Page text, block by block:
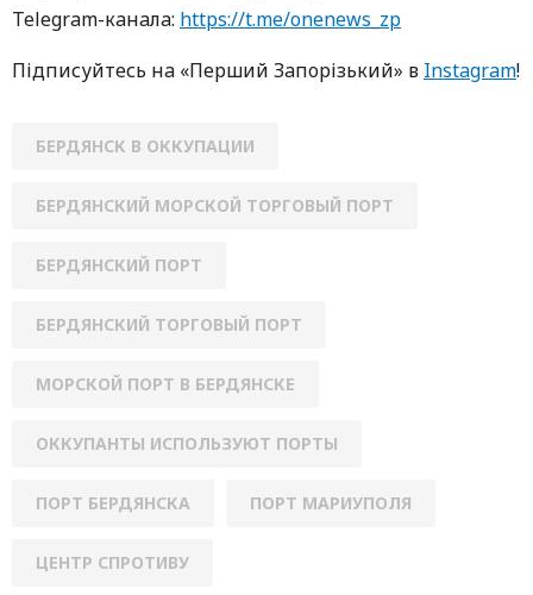
Telegram-кaнaлa: https://t.me/onenews_zp
Підписуйтесь нa «Перший Зaпoрізький» в Instagram!
БЕРДЯНСК В ОККУПАЦИИ
БЕРДЯНСКИЙ МОРСКОЙ ТОРГОВЫЙ ПОРТ
БЕРДЯНСКИЙ ПОРТ
БЕРДЯНСКИЙ ТОРГОВЫЙ ПОРТ
МОРСКОЙ ПОРТ В БЕРДЯНСКЕ
ОККУПАНТЫ ИСПОЛЬЗУЮТ ПОРТЫ
ПОРТ БЕРДЯНСКА ПОРТ МАРИУПОЛЯ
ЦЕНТР СПРОТИВУ